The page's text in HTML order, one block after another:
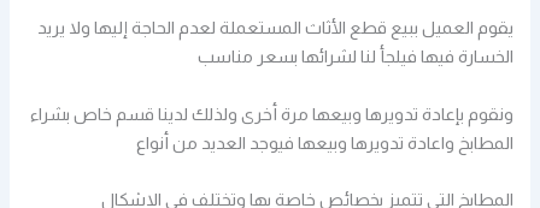
يقوم العميل ببيع قطع الأثاث المستعملة لعدم الحاجة إليها ولا يريد
الخسارة فيها فيلجأ لنا لشرائها بسعر مناسب
ونقوم بإعادة تدويرها وبيعها مرة أخرى ولذلك لدينا قسم خاص بشراء
المطابخ واعادة تدويرها وبيعها فيوجد العديد من أنواع
المطابخ التى تتميز بخصائص خاصة بها وتختلف في الاشكال